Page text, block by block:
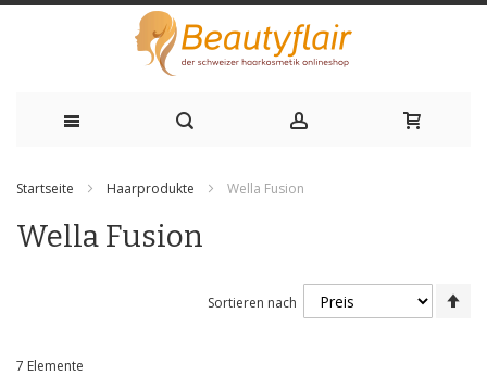
springen
Startseite Haarprodukte Wella Fusion
Wella Fusion
7 Elemente
Sortieren nach